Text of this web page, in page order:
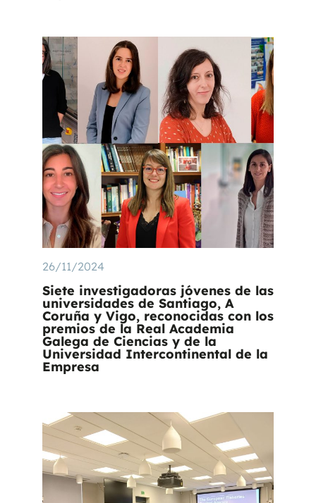
26/11/2024
Siete investigadoras jóvenes de las
universidades de Santiago, A
Coruña y Vigo, reconocidas con los
premios de la Real Academia
Galega de Ciencias y de la
Universidad Intercontinental de la
Empresa